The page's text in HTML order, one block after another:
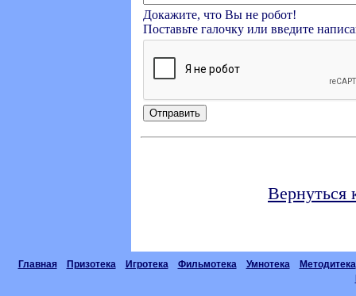
Докажите, что Вы не робот!
Поставьте галочку или введите
Вернуться
Главная Призотека Игротека Фильмотека Умнотека
Методитека